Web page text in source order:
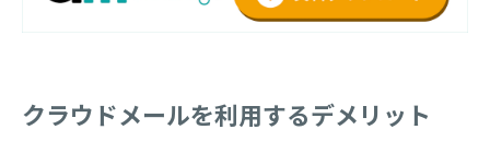
クラウドメールを利用するデメリット